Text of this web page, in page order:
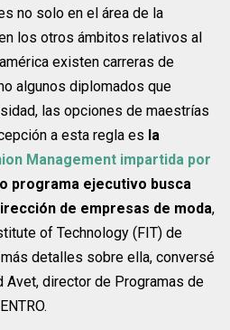
no solo en el área de la
los otros ámbitos relativos al
existen carreras de
algunos diplomados que
las opciones de maestrías
a esta regla es la
Management impartida por
programa ejecutivo busca
de empresas de moda,
of Technology (FIT) de
más detalles sobre ella, conversé
Avet, director de Programas de